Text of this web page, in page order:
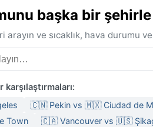
başka bir şehirle
ve sıcaklık, hava durumu
🇨🇳 Pekin vs 🇲🇽 Ciudad de
Town
🇨🇦 Vancouver vs 🇺🇸